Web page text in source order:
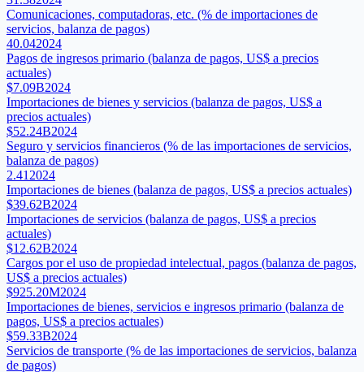
Comunicaciones, computadoras, etc. (% de importaciones de
servicios, balanza de pagos)
40.042024
Pagos de ingresos primario (balanza de pagos, US$ a precios
actuales)
$7.09B2024
Importaciones de bienes y servicios (balanza de pagos, US$ a
precios actuales)
$52.24B2024
Seguro y servicios financieros (% de las importaciones de servicios,
balanza de pagos)
2.41 2024
Importaciones de bienes (balanza de pagos, US$ a precios actuales)
$39.62B2024
Importaciones de servicios (balanza de pagos, US$ a precios
actuales)
$12.62B2024
Cargos por el uso de propiedad intelectual, pagos (balanza de pagos,
US$ a precios actuales)
$925.20M2024
Importaciones de bienes, servicios e ingresos primario (balanza de
pagos, US$ a precios actuales)
$59.33B2024
Servicios de transporte (% de las importaciones de servicios, balanza
de pagos)